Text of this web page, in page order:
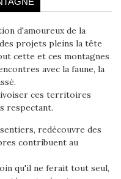
d'amoureux de la
projets pleins la tête
cette et ces montagnes
avec la faune, la
ces territoires
respectant.
redécouvre des
contribuent au
qu'il ne ferait tout seul,